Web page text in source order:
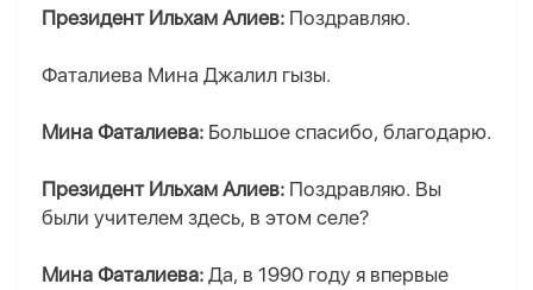
Президент Ильхам Алиев: Поздравляю.
Фаталиева Мина Джалил гызы.
Мина Фаталиева: Большое спасибо, благодарю.
Президент Ильхам Алиев: Поздравляю. Вы
были учителем здесь, в этом селе?
Мина Фаталиева: Да, в 1990 году я впервые